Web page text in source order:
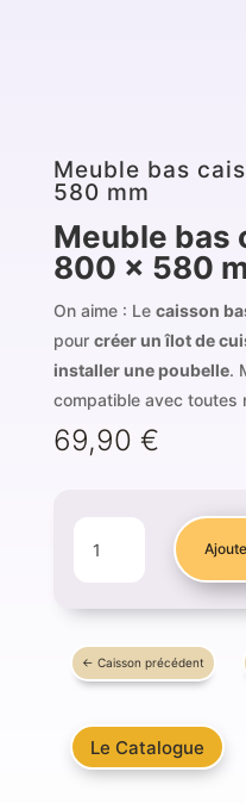
Meuble bas
580 mm
Meuble bas
800 × 580
On aime : Le caisson
pour créer un îlot de
installer une poubelle.
compatible avec toutes
69,90 €
BAS
700
×
580
←Caisson précédent
Le Catalogue